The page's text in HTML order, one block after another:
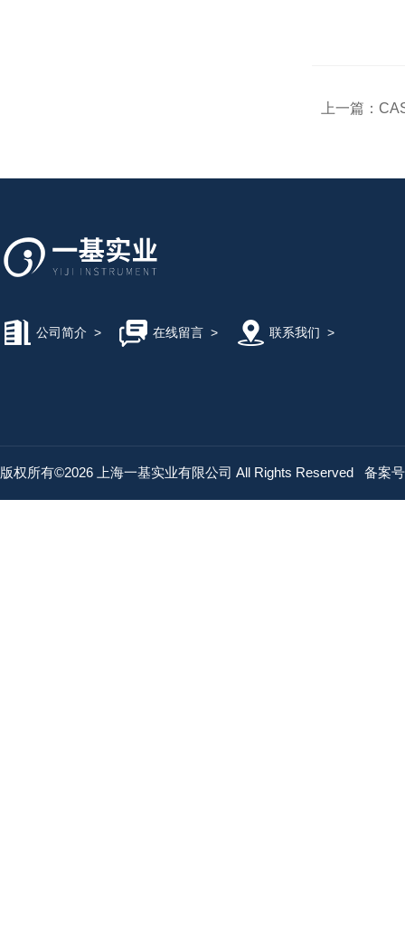
上一篇：
公司简介 > 在线留言> 联系我们 >
版权所有©2026 上海一基实业有限公司 All Rights Reserved 备案